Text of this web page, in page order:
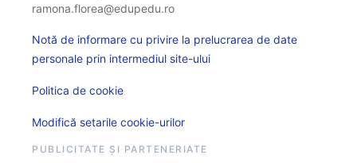
ramona.florea@edupedu.ro
Notă de informare cu privire la prelucrarea de date
personale prin intermediul site-ului
Politica de cookie
Modifică setarile cookie-urilor
PUBLICITATE ȘI PARTENERIATE